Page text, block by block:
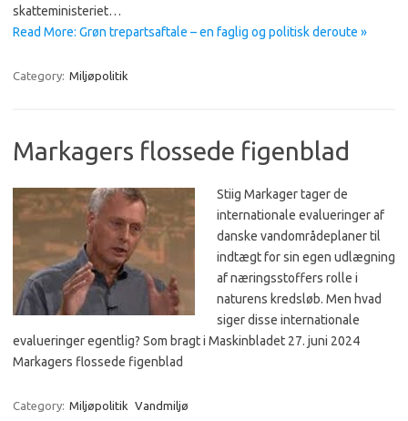
skatteministeriet…
Read More: Grøn trepartsaftale – en faglig og politisk deroute »
Category: Miljøpolitik
Markagers flossede figenblad
Stiig Markager tager de
internationale evalueringer af
danske vandområdeplaner til
indtægt for sin egen udlægning
af næringsstoffers rolle i
naturens kredsløb. Men hvad
siger disse internationale
evalueringer egentlig? Som bragt i Maskinbladet 27. juni 2024
Markagers flossede figenblad
Category: Miljøpolitik Vandmiljø